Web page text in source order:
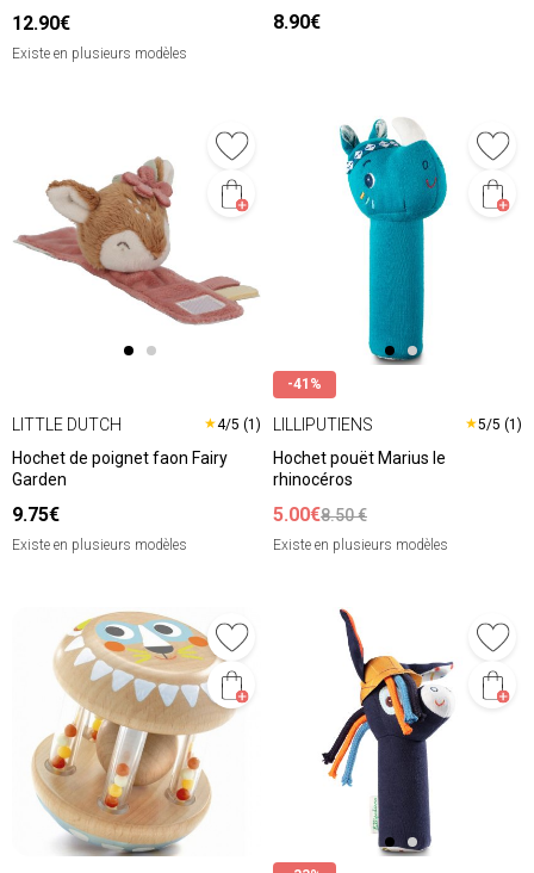
12.90€
Existe en plusieurs modèles
8.90€
LITTLE DUTCH ★4/5 (1)
Hochet de poignet faon Fairy
Garden
9.75€
Existe en plusieurs modèles
-41%
LILLIPUTIENS ★5/5 (1)
Hochet pouët Marius le
rhinocéros
5.00€8.50 €
Existe en plusieurs modèles